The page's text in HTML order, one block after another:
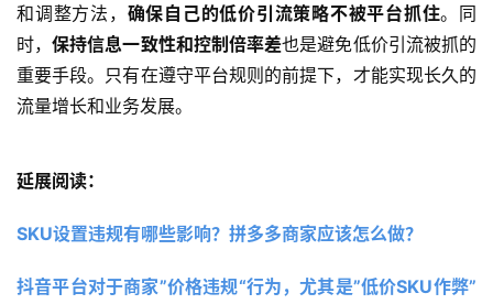
和调整方法， 确保自己的低价引流策略不被平台抓住。同
时，保持信息一致性和控制倍率差也是避免低价引流被抓的
重要手段。只有在遵守平台规则的前提下，才能实现长久的
流量增长和业务发展。
延展阅读：
SKU设置违规有哪些影响？拼多多商家应该怎么做？
抖音平台对于商家”价格违规“行为，尤其是”低价SKU作弊”